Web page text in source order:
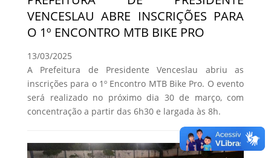
VENCESLAU ABRE INSCRIÇÕES PARA
O 1º ENCONTRO MTB BIKE PRO
13/03/2025
A Prefeitura de Presidente Venceslau abriu as
inscrições para o 1º Encontro MTB Bike Pro. O evento
será realizado no próximo dia 30 de março, com
concentração a partir das 6h30 e largada às 8h.